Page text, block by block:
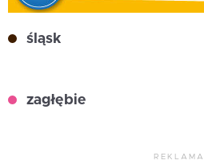
śląsk
zagłębie
REKLAMA